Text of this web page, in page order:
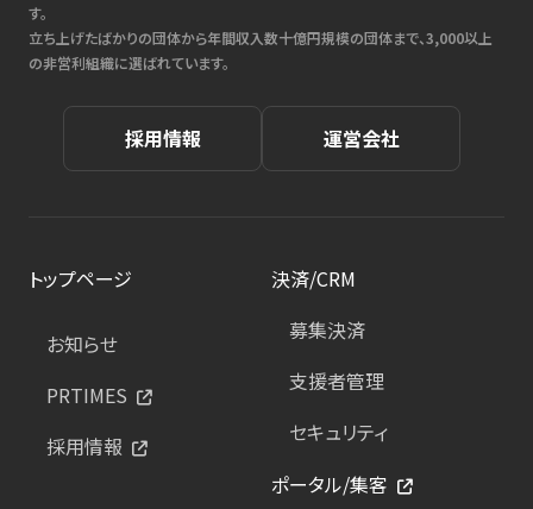
す。
立ち上げたばかりの団体から年間収入数十億円規模の団体まで、3,000以上
の非営利組織に選ばれています。
採用情報 運営会社
トップページ
お知らせ
PRTIMES
採用情報
決済/CRM
募集決済
支援者管理
セキュリティ
ポータル/集客